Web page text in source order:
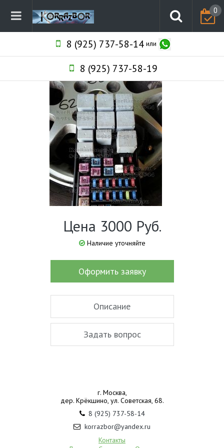
0
8 (925) 737-58-14или
8 (925) 737-58-19
Цена 3000 Руб.
Наличие уточняйте
Оформить заявку
Описание
Задать вопрос
г. Москва,
дер. Крёкшино, ул. Советская, 68.
8 (925) 737-58-14
korrazbor@yandex.ru
Контакты